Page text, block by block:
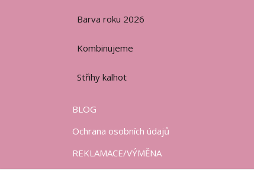
Barva roku 2026
Kombinujeme
Střihy kalhot
BLOG
Ochrana osobních údajů
REKLAMACE/VÝMĚNA